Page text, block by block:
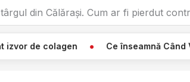
din Călărași. Cum ar fi pierdut
Ce înseamnă Când Vezi O Pânză